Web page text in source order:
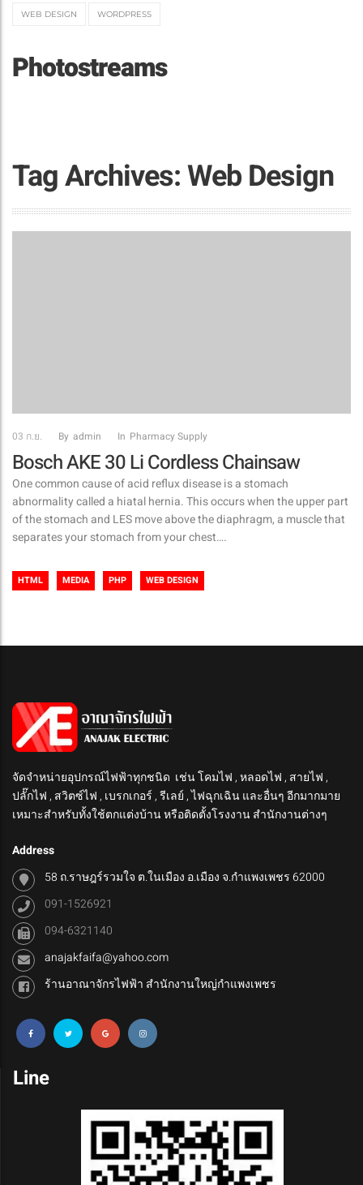
WEB DESIGN WORDPRESS
Photostreams
Tag Archives: Web Design
03 ก.ย. By Admin In Pharmacy Supply
Bosch AKE 30 Li Cordless Chainsaw
One common cause of acid reflux disease is a stomach
abnormality called a hiatal hernia. This occurs when the upper part
of the stomach and LES move above the diaphragm, a muscle that
separates your stomach from your chest….
HTML MEDIA PHP WEB DESIGN
จัดจำหน่ายอุปกรณ์ไฟฟ้าทุกชนิด เช่น โคมไฟ , หลอดไฟ , สายไฟ ,
ปลั๊กไฟ , สวิตซ์ไฟ , เบรกเกอร์ , รีเลย์ , ไฟฉุกเฉิน และอื่นๆ อีกมากมาย
เหมาะสำหรับทั้งใช้ตกแต่งบ้าน หรือติดตั้งโรงงาน สำนักงานต่างๆ
Address
58 ถ.ราษฎร์รวมใจ ต.ในเมือง อ.เมือง จ.กำแพงเพชร 62000
091-1526921
094-6321140
anajakfaifa@yahoo.com
ร้านอาณาจักรไฟฟ้า สำนักงานใหญ่กำแพงเพชร
Line